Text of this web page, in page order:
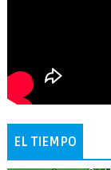
EL TIEMPO